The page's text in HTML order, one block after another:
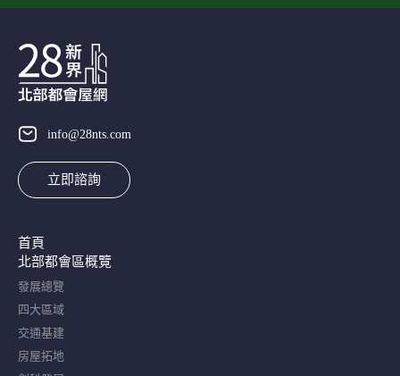
info@28nts.com
立即諮詢
首頁
北部都會區概覽​
發展總覽
四大區域
交通基建
房屋拓地